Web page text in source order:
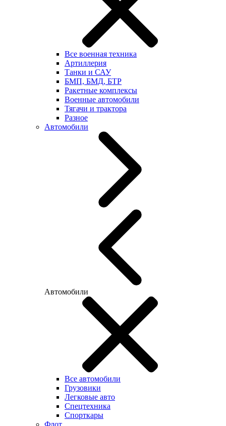
Все военная техника
Артиллерия
Танки и САУ
БМП, БМД, БТР
Ракетные комплексы
Военные автомобили
Тягачи и трактора
Разное
Автомобили
Автомобили
Все автомобили
Грузовики
Легковые авто
Спецтехника
Спорткары
Флот